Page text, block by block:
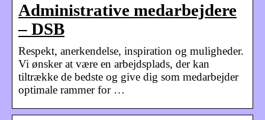
Administrative medarbejdere
– DSB
Respekt, anerkendelse, inspiration og muligheder.
Vi ønsker at være en arbejdsplads, der kan
tiltrække de bedste og give dig som medarbejder
optimale rammer for …